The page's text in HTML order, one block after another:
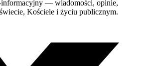
— wiadomości, opinie,
Kościele i życiu publicznym.